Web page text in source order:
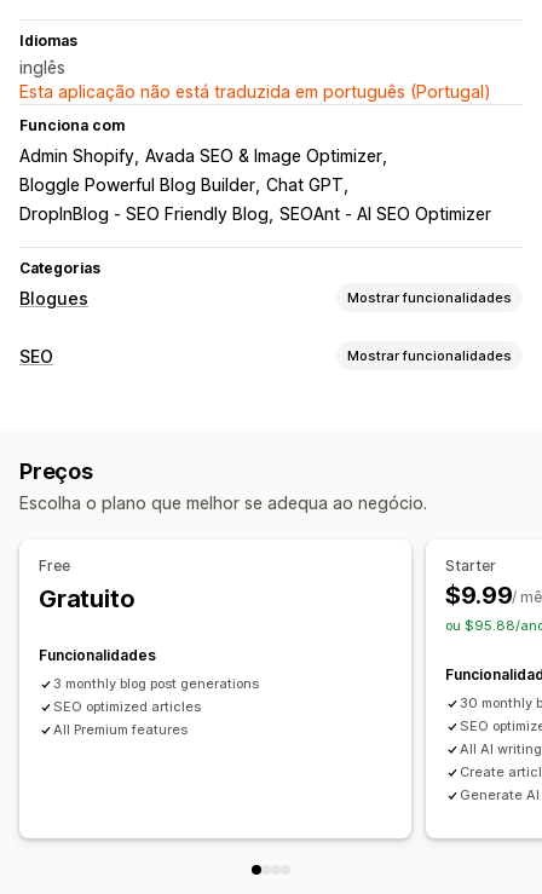
Idiomas
inglês
Esta aplicação não está traduzida em português (Portugal)
Funciona com
Admin Shopify Avada SEO & Image Optimizer
Bloggle Powerful Blog Builder Chat GPT
DropInBlog ‑ SEO Friendly Blog SEOAnt ‑ AI SEO Optimizer
Categorias
Blogues Mostrar funcionalidades
Criação de conteúdos
SEO
Otimização de palavras-chave
Análise de SEO
SEO Mostrar funcionalidades
Monitorização do desempenho
Preços
Escolha o plano que melhor se adequa ao negócio.
Free
Gratuito
Funcionalidades
3 monthly blog post generations
SEO optimized articles
All Premium features
Starter
$9.99/
ou $95.88/
30 monthly
SEO
All AI
Create
Generate